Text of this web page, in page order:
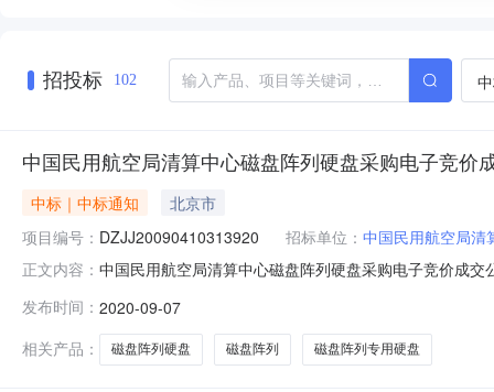
招投标 102
中国民用航空局清算中心磁盘阵列硬盘采购电子竞价
中标｜中标通知
北京市
项目编号： DZJJ20090410313920 招标单位： 中国民用航空局清
正文内容： 中国民用航空局清算中心磁盘阵列硬盘采购电子竞价成
梁欣送货地点：北京市市辖区朝阳区金盏乡曹各庄公交
发布时间： 2020-09-07
相关产品：
磁盘阵列硬盘 磁盘阵列 磁盘阵列专用硬盘